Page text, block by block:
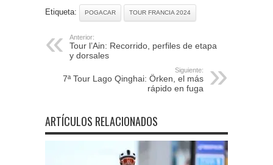
Etiqueta: POGACAR TOUR FRANCIA 2024
Anterior:
Tour l’Ain: Recorrido, perfiles de etapa
y dorsales
Siguiente:
7ª Tour Lago Qinghai: Örken, el más
rápido en fuga
ARTÍCULOS RELACIONADOS